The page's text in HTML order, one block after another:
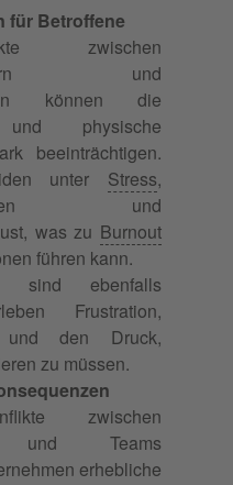
für Betroffene
zwischen
und
können die
und physische
beeinträchtigen.
unter Stress,
und
was zu Burnout
führen kann.
sind ebenfalls
Frustration,
und den Druck,
zu müssen.
zwischen
und Teams
erhebliche